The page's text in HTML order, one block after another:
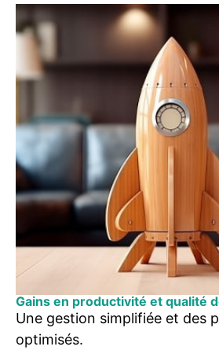
Gains en productivité et qualité
Une gestion simplifiée et des
optimisés.